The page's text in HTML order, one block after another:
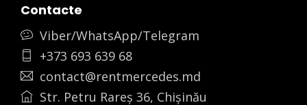
Contacte
Viber/WhatsApp/Telegram
+373 693 639 68
contact@rentmercedes.md
Str. Petru Rareș 36, Chișinău